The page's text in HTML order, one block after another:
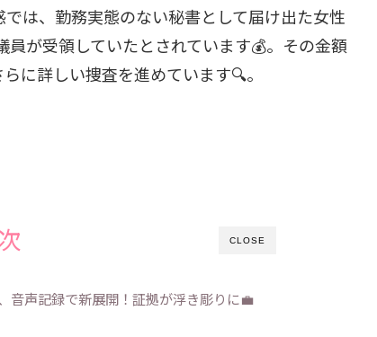
は、勤務実態のない秘書として届け出た女性
が受領していたとされています💰。その金額
に詳しい捜査を進めています🔍。
CLOSE
音声記録で新展開！証拠が浮き彫りに💼